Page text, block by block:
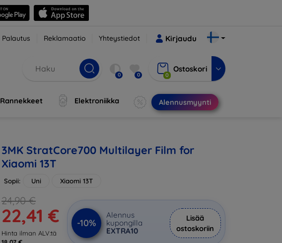
Palautus Reklamaatio Yhteystiedot Kirjaudu
0 0 0
Ostoskori
Rannekkeet Elektroniikka Alennusmyynti
3MK StratCore700 Multilayer Film for
Xiaomi 13T
Sopii: Uni Xiaomi 13T
24,90 €
22,41 €
Hinta ilman ALV:tä
-10%
Alennus
kupongilla
EXTRA10
Lisää
ostoskoriin